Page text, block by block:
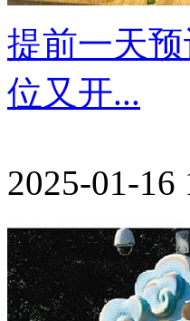
提前一天
位又开...
2025-01-